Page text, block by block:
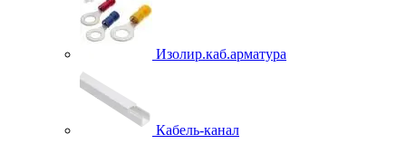
Изолир.каб.арматура
Кабель-канал